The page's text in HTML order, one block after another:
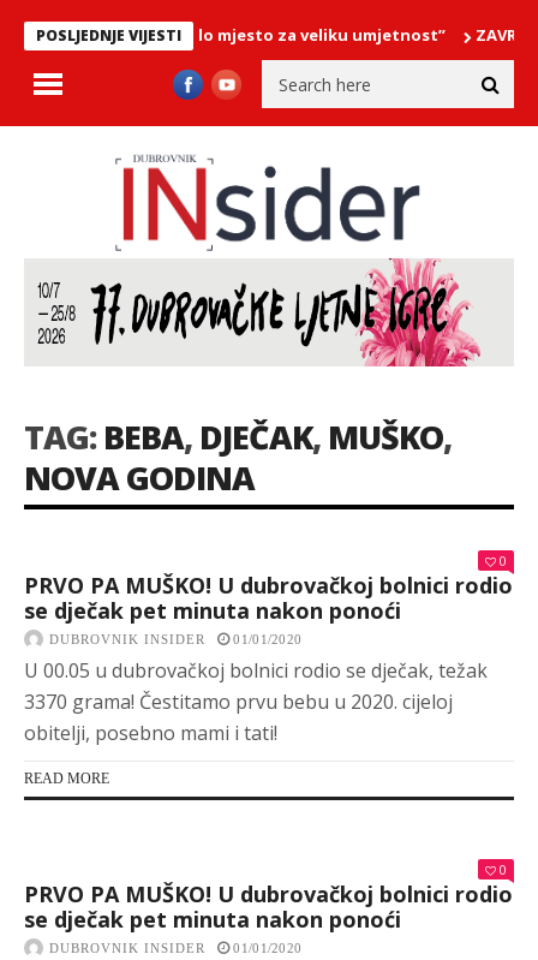
POSLJEDNJE VIJESTI
– “Cavtat … malo mjesto za veliku umjetnost” ZAVRŠNI
TAG:BEBA, DJEČAK, MUŠKO,
NOVA GODINA
0
PRVO PA MUŠKO! U dubrovačkoj bolnici rodio
se dječak pet minuta nakon ponoći
DUBROVNIK INSIDER 01/01/2020
U 00.05 u dubrovačkoj bolnici rodio se dječak, težak
3370 grama! Čestitamo prvu bebu u 2020. cijeloj
obitelji, posebno mami i tati!
READ MORE
0
PRVO PA MUŠKO! U dubrovačkoj bolnici rodio
se dječak pet minuta nakon ponoći
DUBROVNIK INSIDER 01/01/2020